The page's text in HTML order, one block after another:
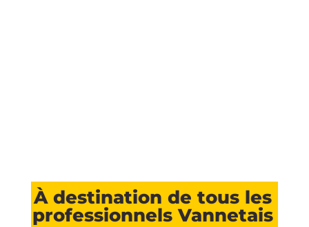
À destination de tous les
professionnels Vannetais